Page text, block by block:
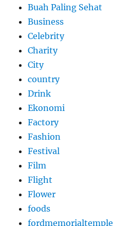
Buah Paling Sehat
Business
Celebrity
Charity
City
country
Drink
Ekonomi
Factory
Fashion
Festival
Film
Flight
Flower
foods
fordmemorialtemple